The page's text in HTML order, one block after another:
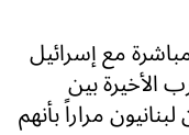
مع إسرائيل
الأخيرة بين
مراراً بأنهم